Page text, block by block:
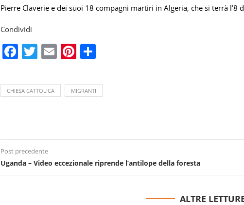
Pierre Claverie e dei suoi 18 compagni martiri in Algeria, che si terrà l’8
Condividi
Facebook
Twitter
EmailPinterest
CHIESA CATTOLICA MIGRANTI
Post precedente
Uganda – Video eccezionale riprende l’antilope della foresta
ALTRE